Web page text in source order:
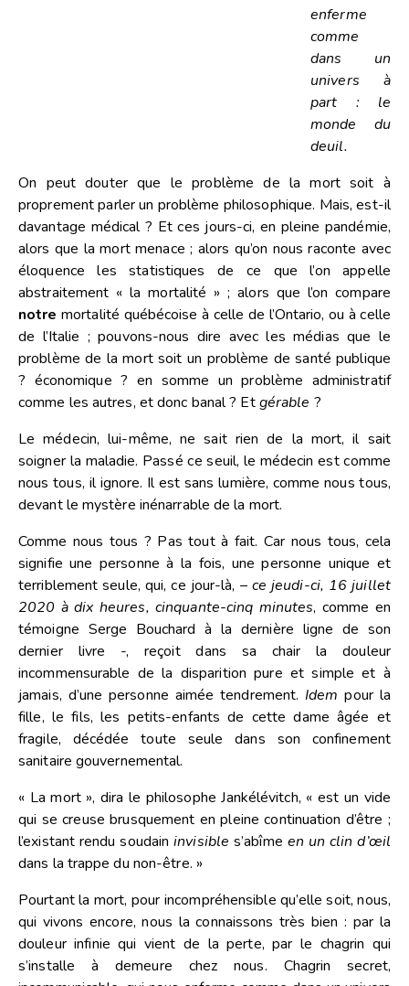
enferme
comme
dans un
univers à
part : le
monde du
deuil.
On peut douter que le problème de la mort soit à
proprement parler un problème philosophique. Mais, est-il
davantage médical ? Et ces jours-ci, en pleine pandémie,
alors que la mort menace ; alors qu’on nous raconte avec
éloquence les statistiques de ce que l’on appelle
abstraitement « la mortalité » ; alors que l’on compare
notre mortalité québécoise à celle de l’Ontario, ou à celle
de l’Italie ; pouvons-nous dire avec les médias que le
problème de la mort soit un problème de santé publique
? économique ? en somme un problème administratif
comme les autres, et donc banal ? Etgérable ?
Le médecin, lui-même, ne sait rien de la mort, il sait
soigner la maladie. Passé ce seuil, le médecin est comme
nous tous, il ignore. Il est sans lumière, comme nous tous,
devant le mystère inénarrable de la mort.
Comme nous tous ? Pas tout à fait. Car nous tous, cela
signifie une personne à la fois, une personne unique et
terriblement seule, qui, ce jour-là, – ce jeudi-ci, 16 juillet
2020 à dix heures, cinquante-cinq minutes, comme en
témoigne Serge Bouchard à la dernière ligne de son
dernier livre -, reçoit dans sa chair la douleur
incommensurable de la disparition pure et simple et à
jamais, d’une personne aimée tendrement. Idem pour la
fille, le fils, les petits-enfants de cette dame âgée et
fragile, décédée toute seule dans son confinement
sanitaire gouvernemental.
« La mort », dira le philosophe Jankélévitch, « est un vide
qui se creuse brusquement en pleine continuation d’être ;
l’existant rendu soudaininvisible s’abîme en un clin d’œil
dans la trappe du non-être. »
Pourtant la mort, pour incompréhensible qu’elle soit, nous,
qui vivons encore, nous la connaissons très bien : par la
douleur infinie qui vient de la perte, par le chagrin qui
s’installe à demeure chez nous. Chagrin secret,